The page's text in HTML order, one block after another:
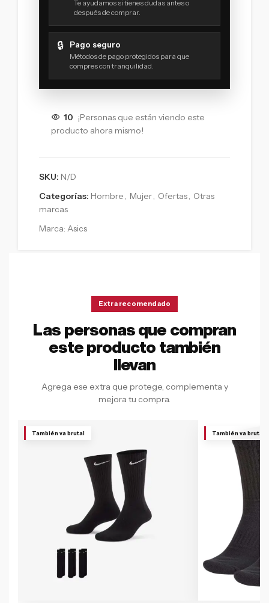
Te ayudamos si tienes dudas antes o
después de comprar.
🔒 Pago seguro
Métodos de pago protegidos para que
compres con tranquilidad.
10 ¡Personas que están viendo este
producto ahora mismo!
SKU: N/D
Categorías: Hombre Mujer Ofertas
Otras
marcas
Marca: Asics
Extra recomendado
Las personas que compran
este producto también
llevan
Agrega ese extra que protege, complementa y
mejora tu compra.
También va brutal También va brutal